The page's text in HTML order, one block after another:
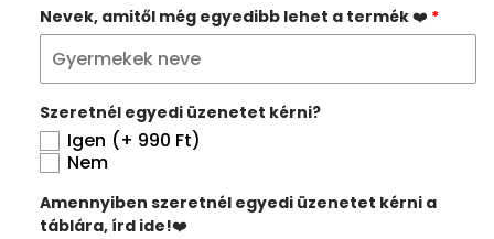
Nevek, amitől még egyedibb lehet a termék ❤️
Szeretnél egyedi üzenetet kérni?
Igen (+ 990 Ft)
Nem
Amennyiben szeretnél egyedi üzenetet kérni a
táblára, írd ide!❤️